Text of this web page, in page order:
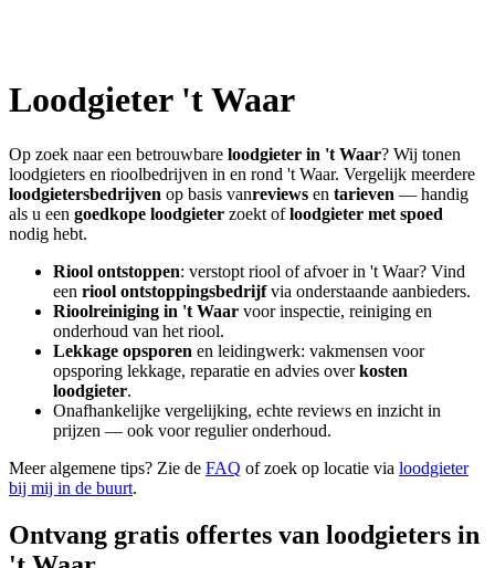
Loodgieter 't Waar
Op zoek naar een betrouwbare loodgieter in 't Waar? Wij tonen
loodgieters en rioolbedrijven in en rond 't Waar. Vergelijk meerdere
loodgietersbedrijven op basis vanreviews en tarieven — handig
als u een goedkope loodgieter zoekt ofloodgieter met spoed
nodig hebt.
Riool ontstoppen: verstopt riool of afvoer in 't Waar? Vind
een riool ontstoppingsbedrijfvia onderstaande aanbieders.
Rioolreiniging in 't Waar voor inspectie, reiniging en
onderhoud van het riool.
Lekkage opsporen en leidingwerk: vakmensen voor
opsporing lekkage, reparatie en advies overkosten
loodgieter.
Onafhankelijke vergelijking, echte reviews en inzicht in
prijzen — ook voor regulier onderhoud.
Meer algemene tips? Zie de FAQ of zoek op locatie via loodgieter
bij mij in de buurt.
Ontvang gratis offertes van loodgieters in